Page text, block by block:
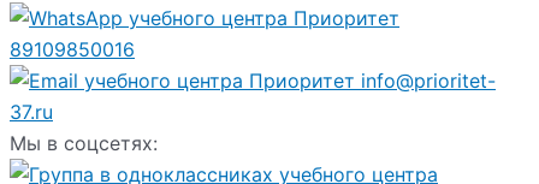
89109850016
info@prioritet-
37.ru
Мы в соцсетях: